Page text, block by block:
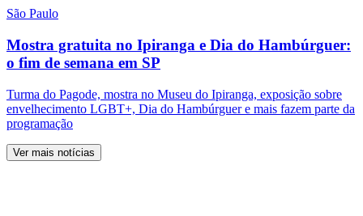
São Paulo
Mostra gratuita no Ipiranga e Dia do Hambúrguer:
o fim de semana em SP
Turma do Pagode, mostra no Museu do Ipiranga, exposição sobre
envelhecimento LGBT+, Dia do Hambúrguer e mais fazem parte da
programação
Ver mais notícias